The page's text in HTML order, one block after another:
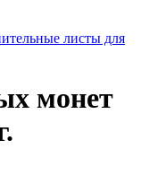
листы для
монет